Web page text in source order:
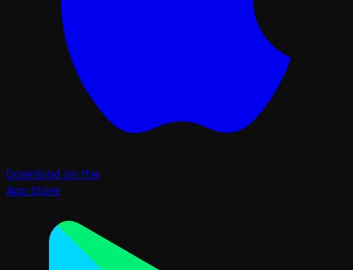
Download on the
App Store